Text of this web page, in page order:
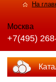
На
Москва
+7(495)